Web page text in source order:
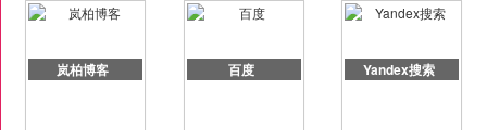
岚柏博客 百度 Yandex搜索